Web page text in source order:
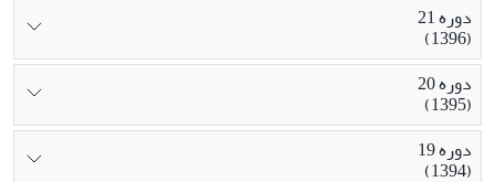
دوره 21
(1396)
دوره 20
(1395)
دوره 19
(1394)